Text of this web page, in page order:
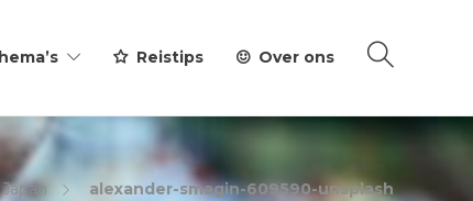
Reistips Over ons
alexander-smagin-609590-unsplash